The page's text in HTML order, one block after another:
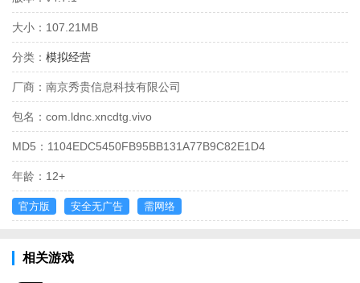
大小： 107.21MB
分类： 模拟经营
厂商： 南京秀贵信息科技有限公司
包名： com.ldnc.xncdtg.vivo
MD5： 1104EDC5450FB95BB131A77B9C82E1D4
年龄： 12+
官方版 安全无广告 需网络
相关游戏